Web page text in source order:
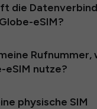
die
eSIM?
Rufnummer,
eSIM nutze?
physische SIM